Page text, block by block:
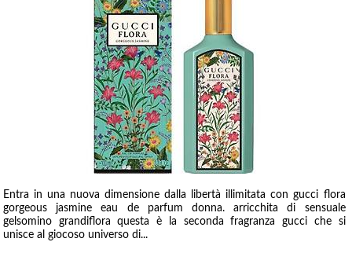
Entra in una nuova dimensione dalla libertà illimitata con gucci flora
gorgeous jasmine eau de parfum donna. arricchita di sensuale
gelsomino grandiflora questa è la seconda fragranza gucci che si
unisce al giocoso universo di...